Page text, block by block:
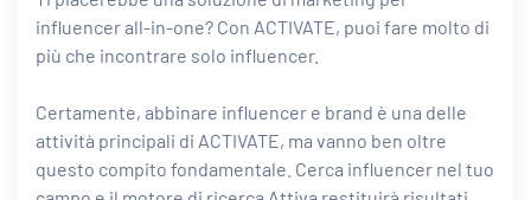
influencer all-in-one? Con ACTIVATE, puoi fare molto di
più che incontrare solo influencer.
Certamente, abbinare influencer e brand è una delle
attività principali di ACTIVATE, ma vanno ben oltre
questo compito fondamentale. Cerca influencer nel tuo